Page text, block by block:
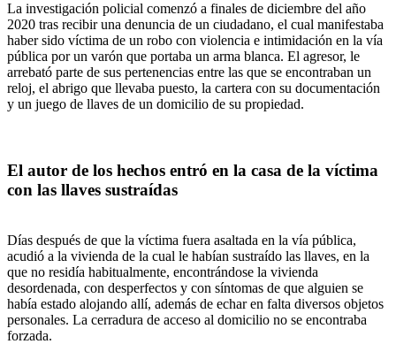
La investigación policial comenzó a finales de diciembre del año
2020 tras recibir una denuncia de un ciudadano, el cual manifestaba
haber sido víctima de un robo con violencia e intimidación en la vía
pública por un varón que portaba un arma blanca. El agresor, le
arrebató parte de sus pertenencias entre las que se encontraban un
reloj, el abrigo que llevaba puesto, la cartera con su documentación
y un juego de llaves de un domicilio de su propiedad.
El autor de los hechos entró en la casa de la víctima
con las llaves sustraídas
Días después de que la víctima fuera asaltada en la vía pública,
acudió a la vivienda de la cual le habían sustraído las llaves, en la
que no residía habitualmente, encontrándose la vivienda
desordenada, con desperfectos y con síntomas de que alguien se
había estado alojando allí, además de echar en falta diversos objetos
personales. La cerradura de acceso al domicilio no se encontraba
forzada.